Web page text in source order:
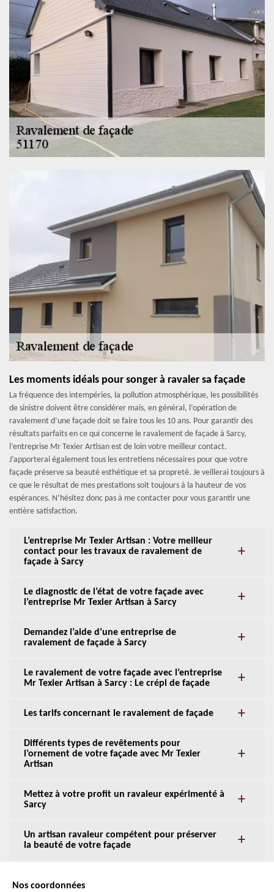
Les moments idéals pour songer à ravaler sa façade
La fréquence des intempéries, la pollution atmosphérique, les possibilités
de sinistre doivent être considérer mais, en général, l’opération de
ravalement d’une façade doit se faire tous les 10 ans. Pour garantir des
résultats parfaits en ce qui concerne le ravalement de façade à Sarcy,
l’entreprise Mr Texier Artisan est de loin votre meilleur contact.
J’apporterai également tous les entretiens nécessaires pour que votre
façade préserve sa beauté esthétique et sa propreté. Je veillerai toujours à
ce que le résultat de mes prestations soit toujours à la hauteur de vos
espérances. N’hésitez donc pas à me contacter pour vous garantir une
entière satisfaction.
L’entreprise Mr Texier Artisan : Votre meilleur
contact pour les travaux de ravalement de
façade à Sarcy
Le diagnostic de l’état de votre façade avec
l’entreprise Mr Texier Artisan à Sarcy
Demandez l’aide d’une entreprise de
ravalement de façade à Sarcy
Le ravalement de votre façade avec l’entreprise
Mr Texier Artisan à Sarcy : Le crépi de façade
Les tarifs concernant le ravalement de façade
Différents types de revêtements pour
l’ornement de votre façade avec Mr Texier
Artisan
Mettez à votre profit un ravaleur expérimenté à
Sarcy
Un artisan ravaleur compétent pour préserver
la beauté de votre façade
Nos coordonnées